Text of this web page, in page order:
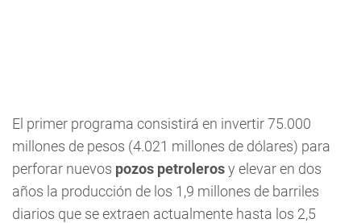
El primer programa consistirá en invertir 75.000
millones de pesos (4.021 millones de dólares) para
perforar nuevos pozos petrolerosy elevar en dos
años la producción de los 1,9 millones de barriles
diarios que se extraen actualmente hasta los 2,5